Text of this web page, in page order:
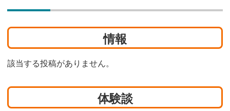
情報
該当する投稿がありません。
体験談